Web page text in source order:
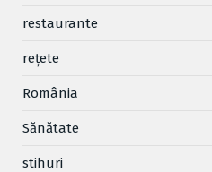
restaurante
reţete
România
Sănătate
stihuri